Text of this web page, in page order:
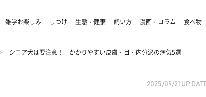
雑学お楽しみ しつけ 生態・健康 飼い方 漫画・コラム 食べ物
シニア犬は要注意！ かかりやすい皮膚・目・内分泌の病気5選
2025/09/21 UP